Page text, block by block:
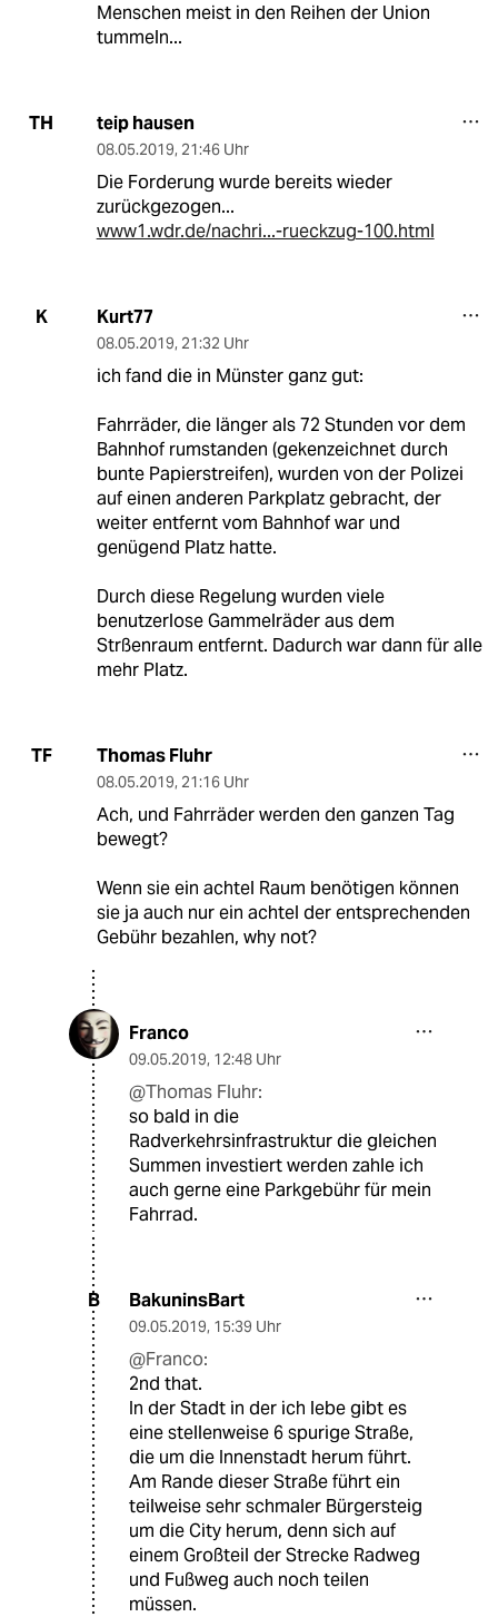
Menschen meist in den Reihen der Union
tummeln...
TH teip hausen
08.05.2019, 21:46 Uhr
Die Forderung wurde bereits wieder
zurückgezogen...
www1.wdr.de/nachri...-rueckzug-100.html
K Kurt77
08.05.2019, 21:32 Uhr
ich fand die in Münster ganz gut:
Fahrräder, die länger als 72 Stunden vor dem
Bahnhof rumstanden (gekenzeichnet durch
bunte Papierstreifen), wurden von der Polizei
auf einen anderen Parkplatz gebracht, der
weiter entfernt vom Bahnhof war und
genügend Platz hatte.
Durch diese Regelung wurden viele
benutzerlose Gammelräder aus dem
Strßenraum entfernt. Dadurch war dann für alle
mehr Platz.
TF Thomas Fluhr
08.05.2019, 21:16 Uhr
Ach, und Fahrräder werden den ganzen Tag
bewegt?
Wenn sie ein achtel Raum benötigen können
sie ja auch nur ein achtel der entsprechenden
Gebühr bezahlen, why not?
Franco
09.05.2019, 12:48 Uhr
@Thomas Fluhr:
so bald in die
Radverkehrsinfrastruktur die gleichen
Summen investiert werden zahle ich
auch gerne eine Parkgebühr für mein
Fahrrad.
B BakuninsBart
09.05.2019, 15:39 Uhr
@Franco:
2nd that.
In der Stadt in der ich lebe gibt es
eine stellenweise 6 spurige Straße,
die um die Innenstadt herum führt.
Am Rande dieser Straße führt ein
teilweise sehr schmaler Bürgersteig
um die City herum, denn sich auf
einem Großteil der Strecke Radweg
und Fußweg auch noch teilen
müssen.